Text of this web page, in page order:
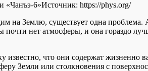
«Чанъэ-6»Источник: https://phys.org/
на Землю, существует одна проблема.
нет атмосферы, и она гораздо
известно, что они содержат жизненно
Земли или столкновения с